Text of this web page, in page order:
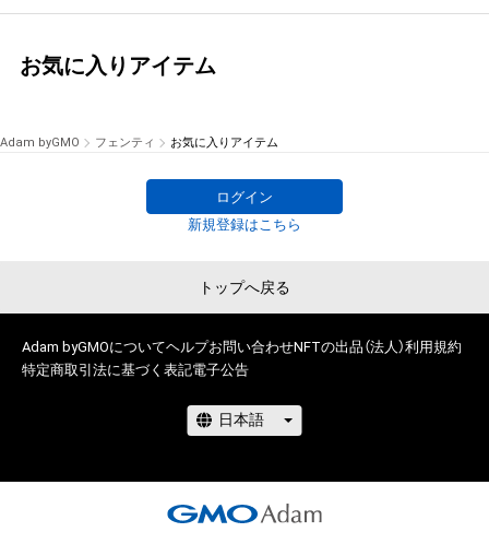
お気に入りアイテム
Adam byGMO フェンティ お気に入りアイテム
ログイン
新規登録はこちら
トップへ戻る
Adam byGMOについてヘルプお問い合わせNFTの出品（法人）利用規約
特定商取引法に基づく表記電子公告